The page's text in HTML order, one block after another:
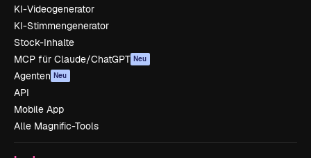
KI-Videogenerator
KI-Stimmengenerator
Stock-Inhalte
MCP für Claude/ChatGPT Neu
Agenten Neu
API
Mobile App
Alle Magnific-Tools